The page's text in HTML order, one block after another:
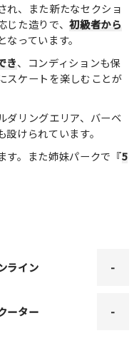
れ、また新たなセクショ
じた造りで、初級者から
っています。
き、コンディションも保
スケートを楽しむことが
ダリングエリア、バーベ
けられています。
す。また姉妹パークで『5
ライン -
ーター -